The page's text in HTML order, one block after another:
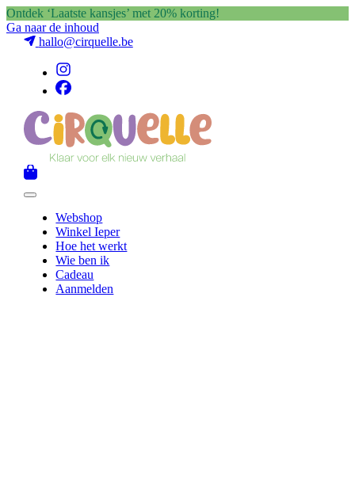
Ontdek ‘Laatste kansjes’ met 20% korting!
Ga naar de inhoud
hallo@cirquelle.be
Webshop
Winkel Ieper
Hoe het werkt
Wie ben ik
Cadeau
Aanmelden